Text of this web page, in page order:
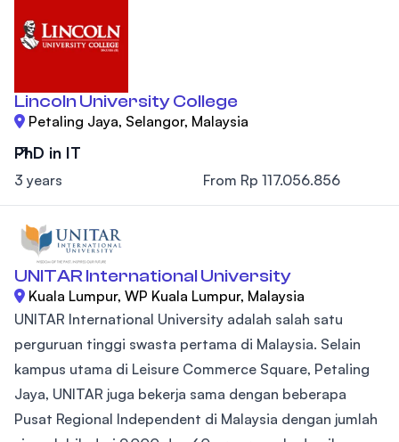
Lincoln University College
Petaling Jaya, Selangor, Malaysia
PhD in IT
3 years From Rp 117.056.856
UNITAR International University
Kuala Lumpur, WP Kuala Lumpur, Malaysia
UNITAR International University adalah salah satu
perguruan tinggi swasta pertama di Malaysia. Selain
kampus utama di Leisure Commerce Square, Petaling
Jaya, UNITAR juga bekerja sama dengan beberapa
Pusat Regional Independent di Malaysia dengan jumlah